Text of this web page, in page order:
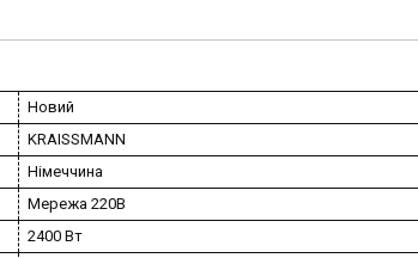
Новий
KRAISSMANN
Німеччина
Мережа 220В
2400 Вт